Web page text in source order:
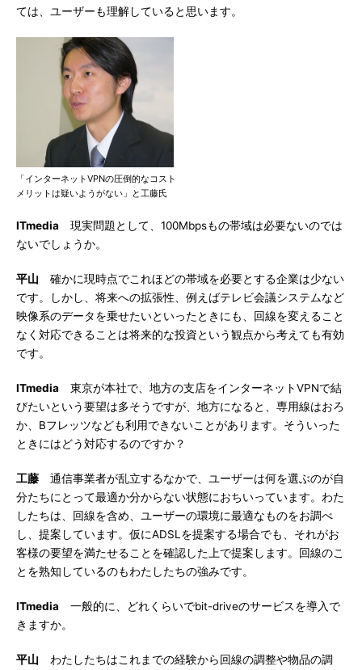
ては、ユーザーも理解していると思います。
「インターネットVPNの圧倒的なコスト
メリットは疑いようがない」と工藤氏
ITmedia 現実問題として、100Mbpsもの帯域は必要ないのでは
ないでしょうか。
平山 確かに現時点でこれほどの帯域を必要とする企業は少ない
です。しかし、将来への拡張性、例えばテレビ会議システムなど
映像系のデータを乗せたいといったときにも、回線を変えること
なく対応できることは将来的な投資という観点から考えても有効
です。
ITmedia 東京が本社で、地方の支店をインターネットVPNで結
びたいという要望は多そうですが、地方になると、専用線はおろ
か、Bフレッツなども利用できないことがあります。そういった
ときにはどう対応するのですか？
工藤 通信事業者が乱立するなかで、ユーザーは何を選ぶのが自
分たちにとって最適か分からない状態におちいっています。わた
したちは、回線を含め、ユーザーの環境に最適なものをお調べ
し、提案しています。仮にADSLを提案する場合でも、それがお
客様の要望を満たせることを確認した上で提案します。回線のこ
とを熟知しているのもわたしたちの強みです。
ITmedia 一般的に、どれくらいでbit-driveのサービスを導入で
きますか。
平山 わたしたちはこれまでの経験から回線の調整や物品の調